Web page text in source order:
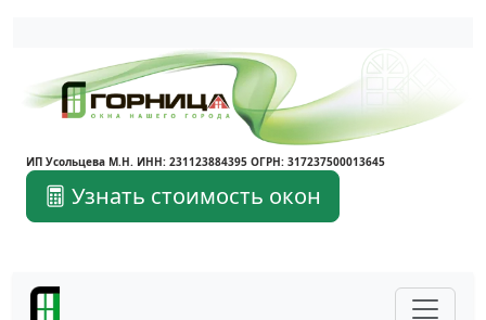
Написать в Max
Написать в Telegram
ИП Усольцева М.Н. ИНН: 231123884395 ОГРН: 317237500013645
Узнать стоимость окон